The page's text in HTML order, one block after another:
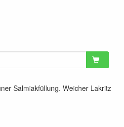
Salmiakfüllung. Weicher Lakritz